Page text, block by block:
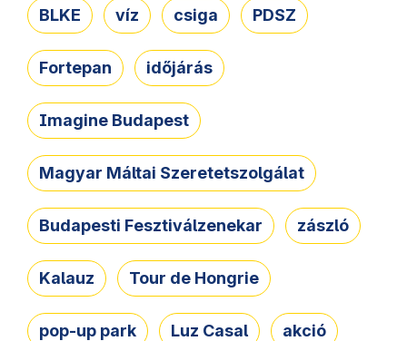
BLKE víz csiga PDSZ
Fortepan időjárás
Imagine Budapest
Magyar Máltai Szeretetszolgálat
Budapesti Fesztiválzenekar zászló
Kalauz Tour de Hongrie
pop-up park Luz Casal akció